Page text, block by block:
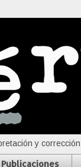
y
Publicaciones